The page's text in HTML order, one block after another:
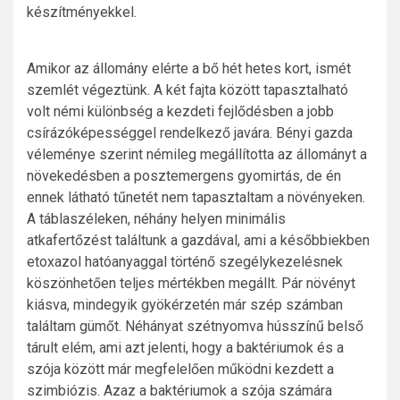
készítményekkel.
Amikor az állomány elérte a bő hét hetes kort, ismét
szemlét végeztünk. A két fajta között tapasztalható
volt némi különbség a kezdeti fejlődésben a jobb
csírázóképességgel rendelkező javára. Bényi gazda
véleménye szerint némileg megállította az állományt a
növekedésben a posztemergens gyomirtás, de én
ennek látható tűnetét nem tapasztaltam a növényeken.
A táblaszéleken, néhány helyen minimális
atkafertőzést találtunk a gazdával, ami a későbbiekben
etoxazol hatóanyaggal történő szegélykezelésnek
köszönhetően teljes mértékben megállt. Pár növényt
kiásva, mindegyik gyökérzetén már szép számban
találtam gümőt. Néhányat szétnyomva hússzínű belső
tárult elém, ami azt jelenti, hogy a baktériumok és a
szója között már megfelelően működni kezdett a
szimbiózis. Azaz a baktériumok a szója számára